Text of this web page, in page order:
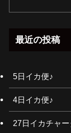
最近の投稿
5日イカ便♪
4日イカ便♪
27日イカチャー